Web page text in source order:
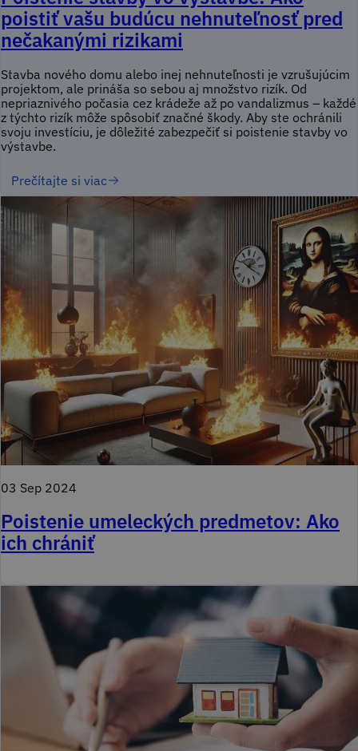
poistiť vašu budúcu nehnuteľnosť pred
nečakanými rizikami
Stavba nového domu alebo inej nehnuteľnosti je vzrušujúcim
projektom, ale prináša so sebou aj množstvo rizík. Od
nepriaznivého počasia cez krádeže až po vandalizmus – každé
z týchto rizík môže spôsobiť značné škody. Aby ste ochránili
svoju investíciu, je dôležité zabezpečiť si poistenie stavby vo
výstavbe.
Prečítajte si viac
03 Sep 2024
Poistenie umeleckých predmetov: Ako
ich chrániť